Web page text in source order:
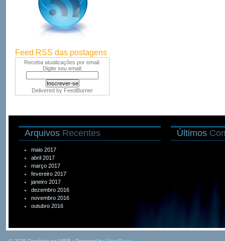
Feed RSS das postagens
Receba atualizações por email.
Digite seu email:
Delivered by FeedBurner
Arquivos Recentes
maio 2017
abril 2017
março 2017
fevereiro 2017
janeiro 2017
dezembro 2016
novembro 2016
outubro 2016
Últimos